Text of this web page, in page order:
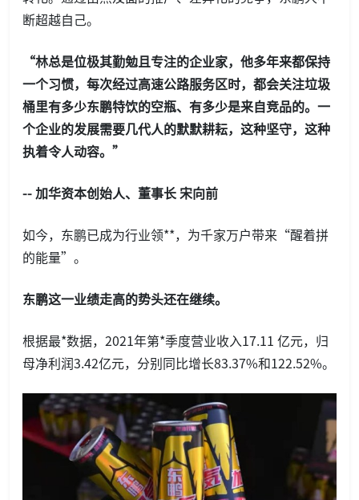
断超越自己。
“林总是位极其勤勉且专注的企业家，他多年来都保持
一个习惯，每次经过高速公路服务区时，都会关注垃圾
桶里有多少东鹏特饮的空瓶、有多少是来自竞品的。一
个企业的发展需要几代人的默默耕耘，这种坚守，这种
执着令人动容。”
-- 加华资本创始人、董事长 宋向前
如今，东鹏已成为行业领**，为千家万户带来“醒着拼
的能量”。
东鹏这一业绩走高的势头还在继续。
根据最*数据，2021年第*季度营业收入17.11 亿元，归
母净利润3.42亿元，分别同比增长83.37%和122.52%。